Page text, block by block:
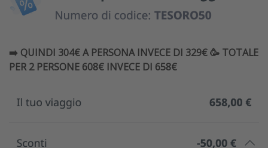
➡️ QUINDI 304€ A PERSONA INVECE DI 329€ 🥳 TOTALE
PER 2 PERSONE 608€ INVECE DI 658€